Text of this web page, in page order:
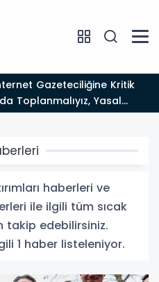
Toplanmalıyız, Yasal
Hazırız"
haberleri ve
ile ilgili tüm sıcak
takip edebilirsiniz.
1 haber listeleniyor.